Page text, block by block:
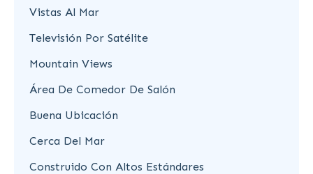
Vistas Al Mar
Televisión Por Satélite
Mountain Views
Área De Comedor De Salón
Buena Ubicación
Cerca Del Mar
Construido Con Altos Estándares